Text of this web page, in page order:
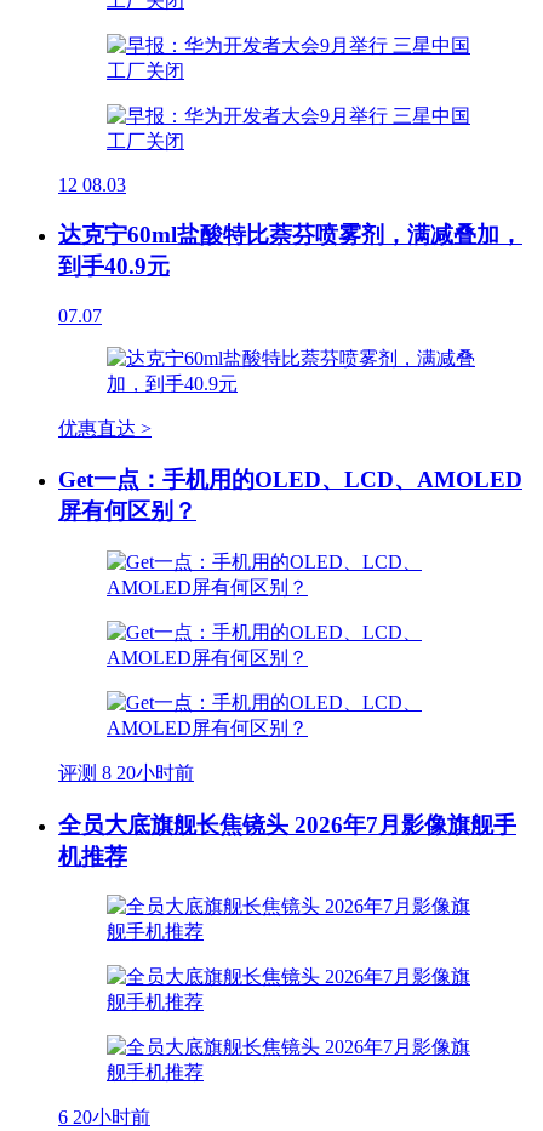
12 08.03
达克宁60ml盐酸特比萘芬喷雾剂，满减叠加，
到手40.9元
07.07
优惠直达 >
Get一点：手机用的OLED、LCD、AMOLED
屏有何区别？
评测 8 20小时前
全员大底旗舰长焦镜头 2026年7月影像旗舰手
机推荐
6 20小时前